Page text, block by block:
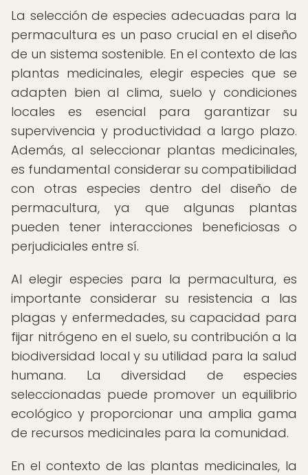
La selección de especies adecuadas para la
permacultura es un paso crucial en el diseño
de un sistema sostenible. En el contexto de las
plantas medicinales, elegir especies que se
adapten bien al clima, suelo y condiciones
locales es esencial para garantizar su
supervivencia y productividad a largo plazo.
Además, al seleccionar plantas medicinales,
es fundamental considerar su compatibilidad
con otras especies dentro del diseño de
permacultura, ya que algunas plantas
pueden tener interacciones beneficiosas o
perjudiciales entre sí.
Al elegir especies para la permacultura, es
importante considerar su resistencia a las
plagas y enfermedades, su capacidad para
fijar nitrógeno en el suelo, su contribución a la
biodiversidad local y su utilidad para la salud
humana. La diversidad de especies
seleccionadas puede promover un equilibrio
ecológico y proporcionar una amplia gama
de recursos medicinales para la comunidad.
En el contexto de las plantas medicinales, la